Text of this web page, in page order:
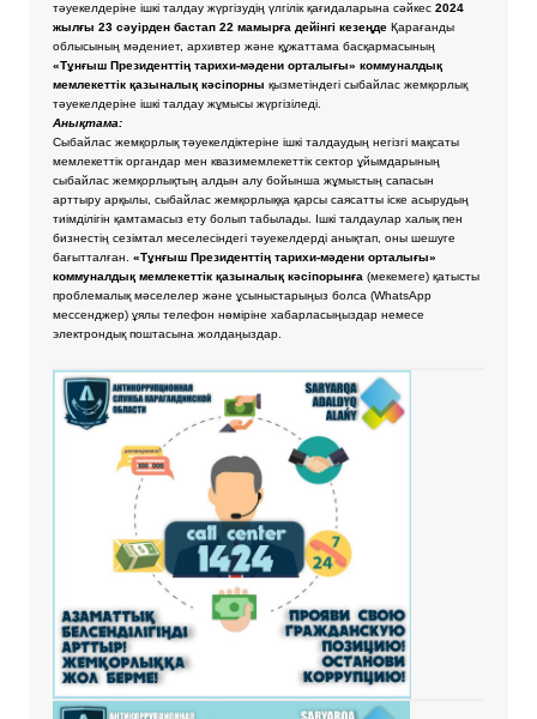
тәуекелдеріне ішкі талдау жүргізудің үлгілік қағидаларына сәйкес2024
жылғы 23 сәуірден бастап 22 мамырға дейінгі кезеңде Қарағанды
облысының мәдениет, архивтер және құжаттама басқармасының
«Тұнғыш Президенттің тарихи-мәдени орталығы» коммуналдық
мемлекеттік қазыналық кәсіпорны қызметіндегі сыбайлас жемқорлық
тәуекелдеріне ішкі талдау жұмысы жүргізіледі.
Анықтама:
Сыбайлас жемқорлық тәуекелдіктеріне ішкі талдаудың негізгі мақсаты
мемлекеттік органдар мен квазимемлекеттік сектор ұйымдарының
сыбайлас жемқорлықтың алдын алу бойынша жұмыстың сапасын
арттыру арқылы, сыбайлас жемқорлыққа қарсы саясатты іске асырудың
тиімділігін қамтамасыз ету болып табылады. Ішкі талдаулар халық пен
бизнестің сезімтал меселесіндегі тәуекелдерді анықтап, оны шешуге
бағытталған. «Тұнғыш Президенттің тарихи-мәдени орталығы»
коммуналдық мемлекеттік қазыналық кәсіпорынға (мекемеге) қатысты
проблемалық мәселелер және ұсыныстарыңыз болса (WhatsApp
мессенджер) ұялы телефон нөміріне хабарласыңыздар немесе
электрондық поштасына жолдаңыздар.